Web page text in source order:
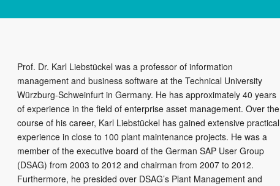
Prof. Dr. Karl Liebstückel was a professor of information
management and business software at the Technical University
Würzburg-Schweinfurt in Germany. He has approximately 40 years
of experience in the field of enterprise asset management. Over the
course of his career, Karl Liebstückel has gained extensive practical
experience in close to 100 plant maintenance projects. He was a
member of the executive board of the German SAP User Group
(DSAG) from 2003 to 2012 and chairman from 2007 to 2012.
Furthermore, he presided over DSAG’s Plant Management and